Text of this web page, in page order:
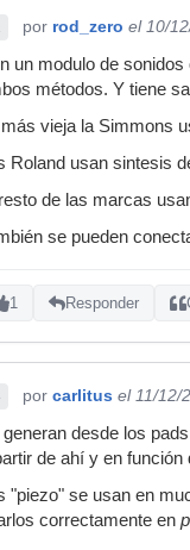
por rod_zero el 10/
un modulo de
métodos. Y tiene
más vieja la Simmons
Roland usan sintesis
de las marcas
se pueden
1 Responder
por carlitus el 11/12/
generan desde los
de ahí y en
"piezo" se usan en
correctamente en